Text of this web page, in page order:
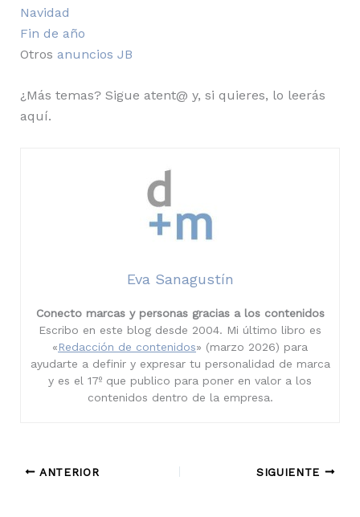
Navidad
Fin de año
Otros anuncios JB
¿Más temas? Sigue atent@ y, si quieres, lo leerás
aquí.
Eva Sanagustín
Conecto marcas y personas gracias a los contenidos
Escribo en este blog desde 2004. Mi último libro es
«Redacción de contenidos» (marzo 2026) para
ayudarte a definir y expresar tu personalidad de marca
y es el 17º que publico para poner en valor a los
contenidos dentro de la empresa.
ANTERIOR SIGUIENTE